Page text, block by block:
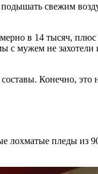
свежим
в 14 тысяч,
с мужем не
Конечно, это
лохматые пледы из